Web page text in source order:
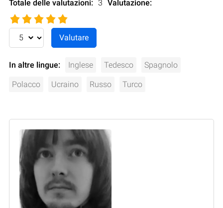
Totale delle valutazioni: 3 Valutazione:
In altre lingue: Inglese Tedesco Spagnolo
Polacco Ucraino Russo Turco